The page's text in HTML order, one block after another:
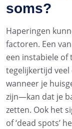
soms?
Haperingen
factoren. Een
een instabiele of
tegelijkertijd
wanneer je
zijn—kan dat je
zetten. Ook het
of ‘dead spots’